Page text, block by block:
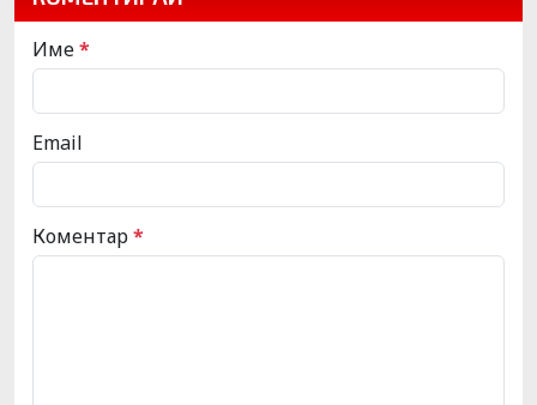
Име*
Email
Коментар*